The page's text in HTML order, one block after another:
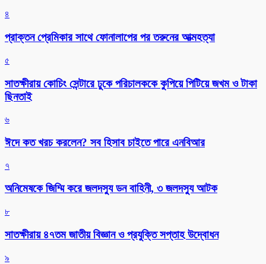
৪
প্রাক্তন প্রেমিকার সাথে ফোনালাপের পর তরুনের আত্মহত্যা
৫
সাতক্ষীরায় কোচিং সেন্টারে ঢুকে পরিচালককে কুপিয়ে পিটিয়ে জখম ও টাকা
ছিনতাই
৬
ঈদে কত খরচ করলেন? সব হিসাব চাইতে পারে এনবিআর
৭
অনিমেষকে জিম্মি করে জলদস্যু ডন বাহিনী, ৩ জলদস্যু আটক
৮
সাতক্ষীরায় ৪৭তম জাতীয় বিজ্ঞান ও প্রযুক্তি সপ্তাহ উদ্বোধন
৯